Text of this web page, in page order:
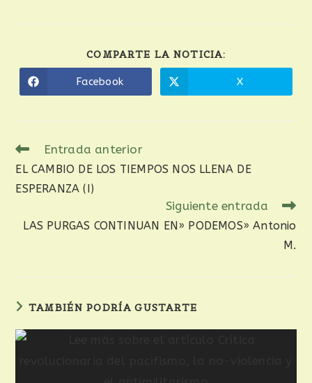
COMPARTE LA NOTICIA:
Facebook X
Entrada anterior
EL CAMBIO DE LOS TIEMPOS NOS LLENA DE
ESPERANZA (I)
Siguiente entrada
LAS PURGAS CONTINUAN EN» PODEMOS» Antonio
M.
TAMBIÉN PODRÍA GUSTARTE